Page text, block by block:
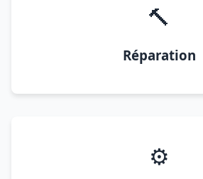
🔨
Réparation
⚙️